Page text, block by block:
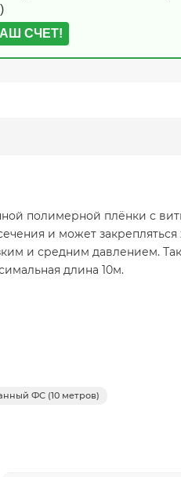
СЧЕТ!
полимерной плёнки с
и может
и средним давлением.
длина 10м.
ФС (10 метров)